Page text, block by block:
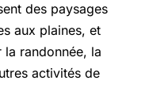
des paysages
aux plaines, et
randonnée, la
activités de